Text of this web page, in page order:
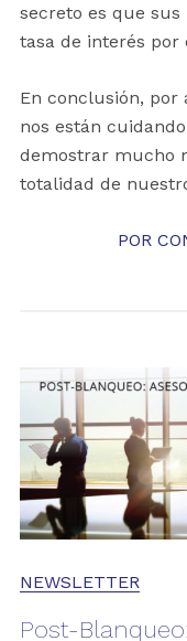
secreto es que
tasa de interés por
En conclusión, por
nos están
demostrar mucho
totalidad de
POR
NEWSLETTER
Post-